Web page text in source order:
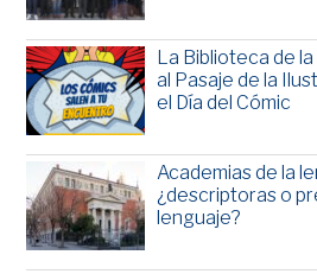
La Biblioteca de
al Pasaje de la
el Día del Cómic
Academias de la
¿descriptoras o
lenguaje?